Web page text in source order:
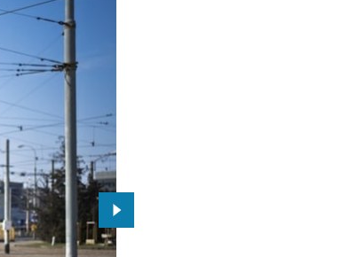
Przejdź do kolejnego zdjęcia.